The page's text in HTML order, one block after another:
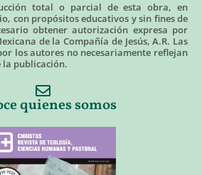
total o parcial de esta obra, en
con propósitos educativos y sin fines de
obtener autorización expresa por
de la Compañía de Jesús, A.R. Las
los autores no necesariamente reflejan
publicación.
quienes somos